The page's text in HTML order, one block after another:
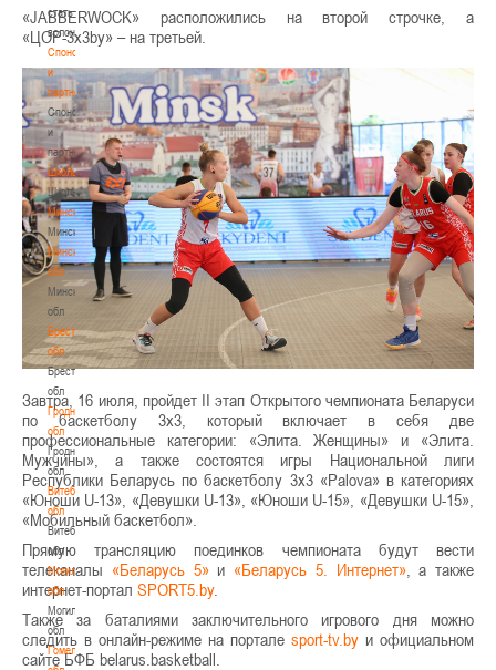
стать
волонтером
Спонсоры
и
партнеры
Спонсоры
и
партнеры
Школы
Школы
Минск
Минск
Минская
обл
Минская
обл
Брестская
обл
Брестская
обл
Гродненская
обл
Гродненская
обл
Витебская
обл
Витебская
обл
Могилевская
обл
Могилевская
обл
Гомельская
«JABBERWOCK» расположились на второй строчке, а
«ЦОР-3x3by» – на третьей.
Завтра, 16 июля, пройдет II этап Открытого чемпионата Беларуси
по баскетболу 3х3, который включает в себя две
профессиональные категории: «Элита. Женщины» и «Элита.
Мужчины», а также состоятся игры Национальной лиги
Республики Беларусь по баскетболу 3х3 «Palova» в категориях
«Юноши U-13», «Девушки U-13», «Юноши U-15», «Девушки U-15»,
«Мобильный баскетбол».
Прямую трансляцию поединков чемпионата будут вести
телеканалы «Беларусь 5»и «Беларусь 5. Интернет», а также
интернет-портал SPORT5.by.
Также за баталиями заключительного игрового дня можно
следить в онлайн-режиме на портале sport-tv.by и официальном
сайте БФБ belarus.basketball.